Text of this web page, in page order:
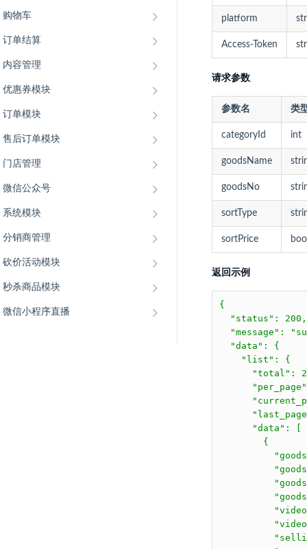
购物车
订单结算
内容管理
优惠券模块
订单模块
售后订单模块
门店管理
微信公众号
系统模块
分销商管理
砍价活动模块
秒杀商品模块
微信小程序直播
platform
Access-Token
请求参数
参数名 类
categoryId int
goodsName
goodsNo
sortType
sortPrice
返回示例
{
  "status": 200,
"message":
  "data": {
    "list": {
"total":
      "data": [
        {